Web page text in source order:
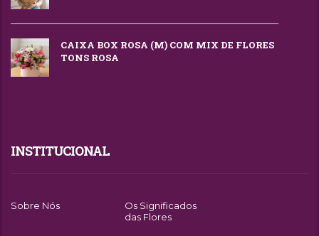
CAIXA BOX ROSA (M) COM MIX DE FLORES
TONS ROSA
INSTITUCIONAL
Sobre Nós
Os Significados
das Flores